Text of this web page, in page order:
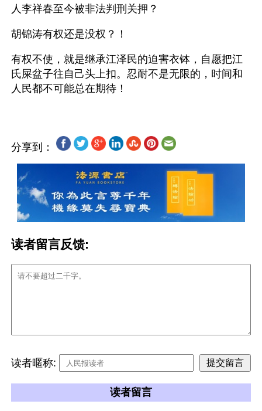
人李祥春至今被非法判刑关押？
胡锦涛有权还是没权？！
有权不使，就是继承江泽民的迫害衣钵，自愿把江
氏屎盆子往自己头上扣。忍耐不是无限的，时间和
分享到：
读者留言反馈:
读者暱称:
读者留言